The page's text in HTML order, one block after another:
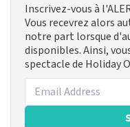
Inscrivez-vous à
Vous recevrez alors
notre part lorsque
disponibles. Ainsi,
spectacle de Holiday